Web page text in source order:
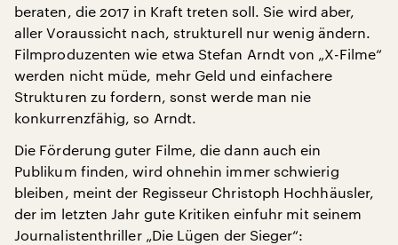
beraten, die 2017 in Kraft treten soll. Sie wird aber,
aller Voraussicht nach, strukturell nur wenig ändern.
Filmproduzenten wie etwa Stefan Arndt von „X-Filme“
werden nicht müde, mehr Geld und einfachere
Strukturen zu fordern, sonst werde man nie
konkurrenzfähig, so Arndt.
Die Förderung guter Filme, die dann auch ein
Publikum finden, wird ohnehin immer schwierig
bleiben, meint der Regisseur Christoph Hochhäusler,
der im letzten Jahr gute Kritiken einfuhr mit seinem
Journalistenthriller „Die Lügen der Sieger“: